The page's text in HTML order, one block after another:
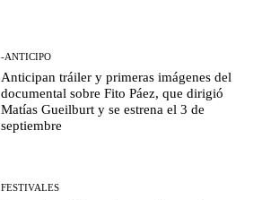
-ANTICIPO
Anticipan tráiler y primeras imágenes del
documental sobre Fito Páez, que dirigió
Matías Gueilburt y se estrena el 3 de
septiembre
FESTIVALES